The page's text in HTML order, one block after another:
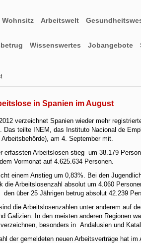
Wohnsitz Arbeitswelt
Wissenswertes Jobangebote
in Spanien im August
verzeichnet Spanien wieder mehr
Das teilte INEM, das Instituto Nacional de
am 4. September mit.
erfassten Arbeitslosen stieg um 38.179
Vormonat auf 4.625.634 Personen.
einem Anstieg um 0,83%. Bei den
die Arbeitslosenzahl absolut um 4.060
über 25 Jährigen betrug absolut 42.239
die Arbeitslosenzahlen unter anderem auf
Galizien. In den meisten anderen Regionen
besonders in Andalusien und
der gemeldeten neuen Arbeitsverträge hat im